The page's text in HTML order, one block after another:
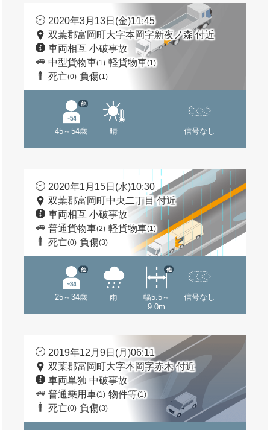
2020年3月13日(金)11:45
双葉郡富岡町大字本岡字新夜ノ森 付近
車両相互 小破事故
中型貨物車(1) 軽貨物車(1)
死亡(0) 負傷(1)
45～54歳
他
晴 信号なし
2020年1月15日(水)10:30
双葉郡富岡町中央二丁目 付近
車両相互 小破事故
普通貨物車(2) 軽貨物車(1)
死亡(0) 負傷(3)
25～34歳
他
雨
幅5.5～
9.0m
他
信号なし
2019年12月9日(月)06:11
双葉郡富岡町大字本岡字赤木 付近
車両単独 中破事故
普通乗用車(1) 物件等(1)
死亡(0) 負傷(3)